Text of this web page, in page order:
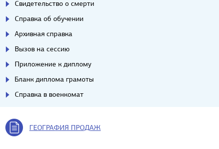
Свидетельство о смерти
Справка об обучении
Архивная справка
Вызов на сессию
Приложение к диплому
Бланк диплома грамоты
Справка в военкомат
ГЕОГРАФИЯ ПРОДАЖ